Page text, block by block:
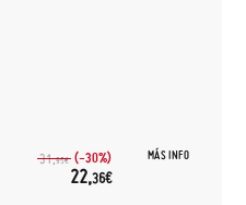
MÁS INFO
31,95€ (-30%)
22,36€